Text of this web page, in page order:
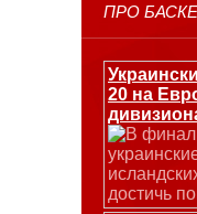
ПРО
20 на
В
достичь